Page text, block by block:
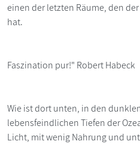
einen der letzten Räume, den
hat.
Faszination pur!" Robert Habeck
Wie ist dort unten, in den
lebensfeindlichen Tiefen der
Licht, mit wenig Nahrung und